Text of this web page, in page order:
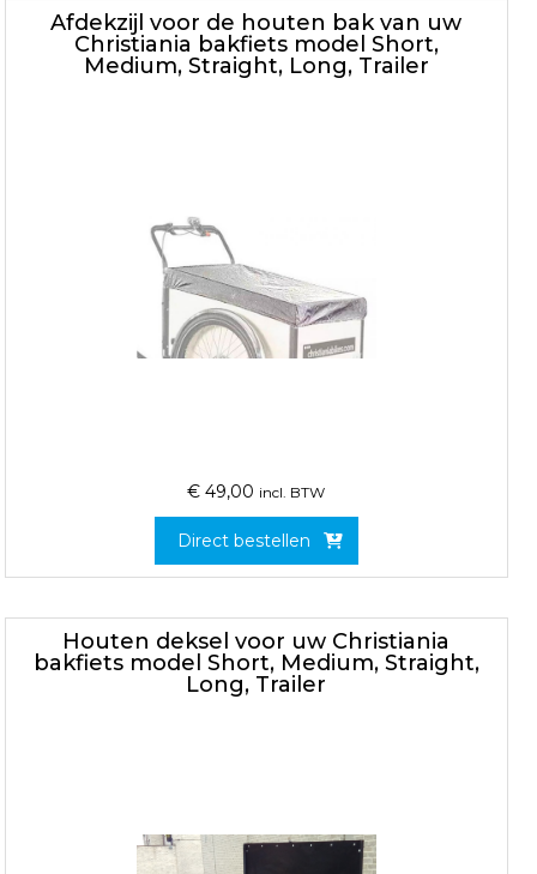
Afdekzijl voor de houten bak van uw
Christiania bakfiets model Short,
Medium, Straight, Long, Trailer
€ 49,00 incl. BTW
Direct bestellen
Houten deksel voor uw Christiania
bakfiets model Short, Medium, Straight,
Long, Trailer